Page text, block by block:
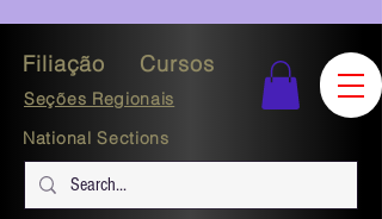
Filiação Cursos
Seções Regionais
National Sections